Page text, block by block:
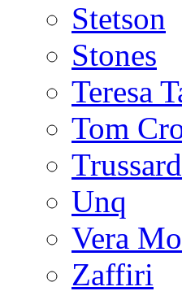
Stetson
Stones
Teresa
Tom
Unq
Vera
Zaffiri